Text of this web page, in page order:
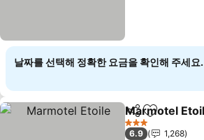
날짜를 선택해 정확한 요금을 확인해 주세요.
공유 즐겨찾기에
Marmotel
3 성급
6.9
1,268